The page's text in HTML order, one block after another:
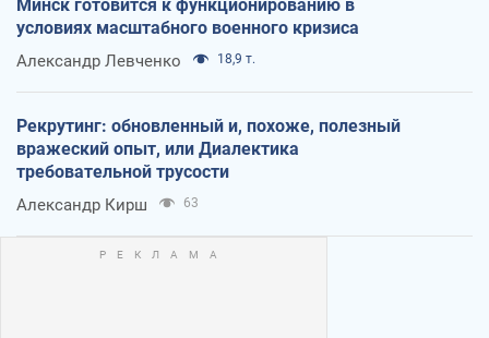
Минск готовится к функционированию в
условиях масштабного военного кризиса
Александр Левченко 18,9 т.
Рекрутинг: обновленный и, похоже, полезный
вражеский опыт, или Диалектика
требовательной трусости
Александр Кирш 63